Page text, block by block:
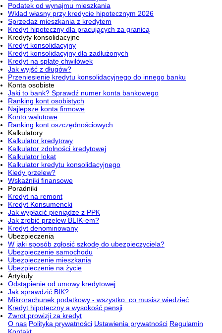
Podatek od wynajmu mieszkania
Wkład własny przy kredycie hipotecznym 2026
Sprzedaż mieszkania z kredytem
Kredyt hipoteczny dla pracujących za granicą
Kredyty konsolidacyjne
Kredyt konsolidacyjny
Kredyt konsolidacyjny dla zadłużonych
Kredyt na spłatę chwilówek
Jak wyjść z długów?
Przeniesienie kredytu konsolidacyjnego do innego banku
Konta osobiste
Jaki to bank? Sprawdź numer konta bankowego
Ranking kont osobistych
Najlepsze konta firmowe
Konto walutowe
Ranking kont oszczędnościowych
Kalkulatory
Kalkulator kredytowy
Kalkulator zdolności kredytowej
Kalkulator lokat
Kalkulator kredytu konsolidacyjnego
Kiedy przelew?
Wskaźniki finansowe
Poradniki
Kredyt na remont
Kredyt Konsumencki
Jak wypłacić pieniądze z PPK
Jak zrobić przelew BLIK-em?
Kredyt denominowany
Ubezpieczenia
W jaki sposób zgłosić szkodę do ubezpieczyciela?
Ubezpieczenie samochodu
Ubezpieczenie mieszkania
Ubezpieczenie na życie
Artykuły
Odstąpienie od umowy kredytowej
Jak sprawdzić BIK?
Mikrorachunek podatkowy - wszystko, co musisz wiedzieć
Kredyt hipoteczny a wysokość pensji
Zwrot prowizji za kredyt
O nas Polityka prywatności Ustawienia prywatności Regulamin